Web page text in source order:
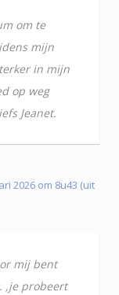
om te
mijn
in mijn
op weg
Jeanet.
2026 om 8u43 (uit
mij bent
,je probeert